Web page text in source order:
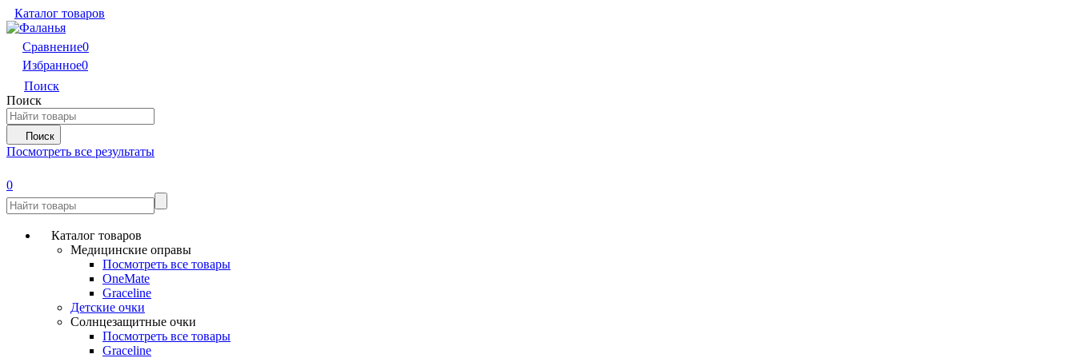
Каталог товаров
Сравнение0
Избранное0
Поиск
Поиск
Поиск
Посмотреть все результаты
0
Каталог товаров
Медицинские оправы
Посмотреть все товары
OneMate
Graceline
Детские очки
Солнцезащитные очки
Посмотреть все товары
Graceline